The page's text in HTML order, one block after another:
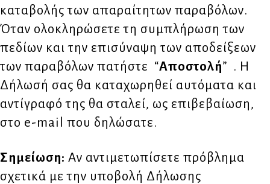
καταβολής των απαραίτητων παραβόλων.
Όταν ολοκληρώσετε τη συμπλήρωση των
πεδίων και την επισύναψη των αποδείξεων
των παραβόλων πατήστε “Αποστολή” . Η
Δήλωσή σας θα καταχωρηθεί αυτόματα και
αντίγραφό της θα σταλεί, ως επιβεβαίωση,
στο e-mail που δηλώσατε.
Σημείωση: Αν αντιμετωπίσετε πρόβλημα
σχετικά με την υποβολή Δήλωσης